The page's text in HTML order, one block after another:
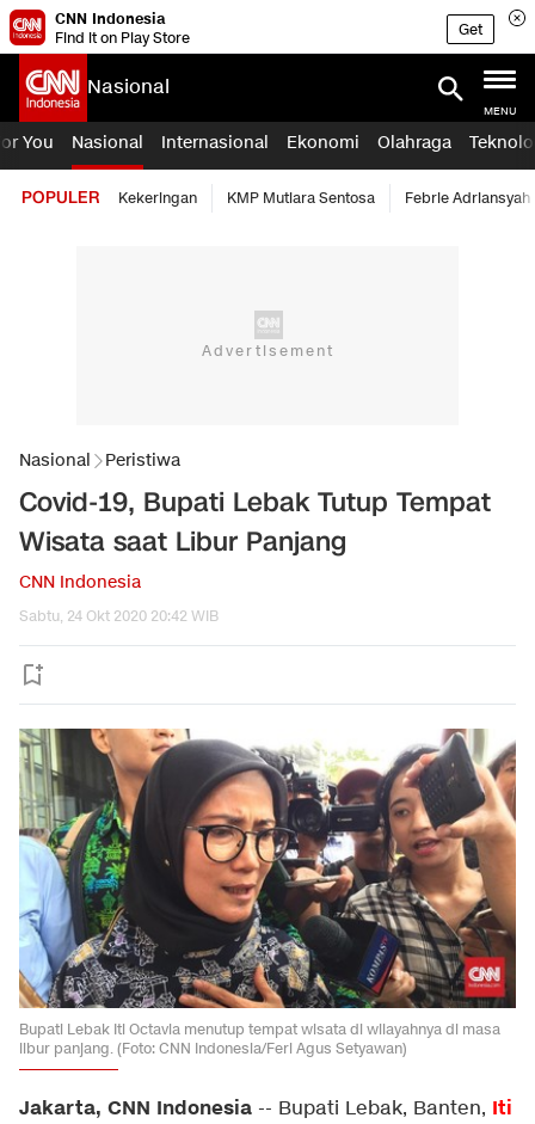
CNN Indonesia
Find it on Play Store
Get
Nasional
MENU
You Nasional Internasional Ekonomi Olahraga
POPULER Kekeringan KMP Mutiara Sentosa Febrie Adriansyah
Nasional Peristiwa
Covid-19, Bupati Lebak Tutup Tempat
Wisata saat Libur Panjang
CNN Indonesia
Sabtu, 24 Okt 2020 20:42 WIB
Bupati Lebak Iti Octavia menutup tempat wisata di wilayahnya di masa
libur panjang. (Foto: CNN Indonesia/Feri Agus Setyawan)
Jakarta, CNN Indonesia -- Bupati Lebak, Banten, Iti